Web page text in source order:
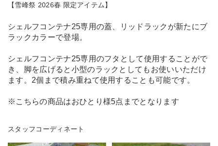
【雪峰祭 2026春 限定アイテム】
シェルフコンテナ25専用の蓋、リッドラックが新たにブ
ラックカラーで登場。
シェルフコンテナ25専用のフタとして使用することがで
き、脚を広げると小型のラックとしてもお使いいただけ
ます。2個まで積み重ねて使用することも可能です。
※こちらの商品はおひとり様5点までとなります
スタッフコーディネート